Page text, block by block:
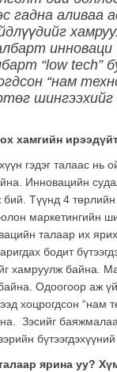
гадна аливаа
“low tech”
“нам
шингээхийг
хамгийн
гэдэг талаас нь
Инновацийн
Түүнд 4
маркетингийн
талаар их
бодит
хамруулж байна.
Одоогоор аж
хоцрогдсон “нам
Зэсийг
ярина уу?